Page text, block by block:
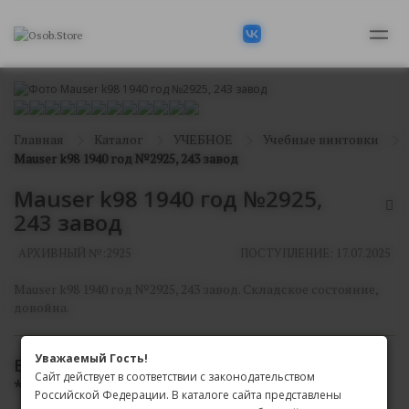
Главная Каталог УЧЕБНОЕ
Учебные винтовки
Mauser k98 1940 год №2925, 243 завод
Mauser k98 1940 год №2925,
243 завод
Mauser k98 1940 год №2925, 243 завод. Складское состояние,
В АРХИВЕ
*
Доступен только для просмотра на сайте
Уважаемый Гость!
Сайт действует в соответствии с законодательством
Российской Федерации. В каталоге сайта представлены